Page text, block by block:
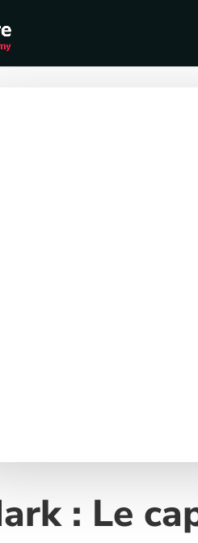
: Le